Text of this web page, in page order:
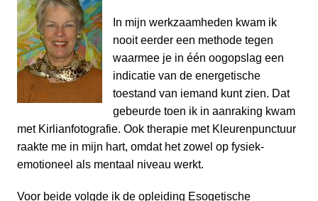
In mijn werkzaamheden kwam ik
nooit eerder een methode tegen
waarmee je in één oogopslag een
indicatie van de energetische
toestand van iemand kunt zien. Dat
gebeurde toen ik in aanraking kwam
met Kirlianfotografie. Ook therapie met Kleurenpunctuur
raakte me in mijn hart, omdat het zowel op fysiek-
emotioneel als mentaal niveau werkt.
Voor beide volgde ik de opleiding Esogetische